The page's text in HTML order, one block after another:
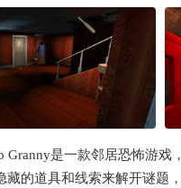
Granny是一款邻居恐怖游戏
藏的道具和线索来解开谜题